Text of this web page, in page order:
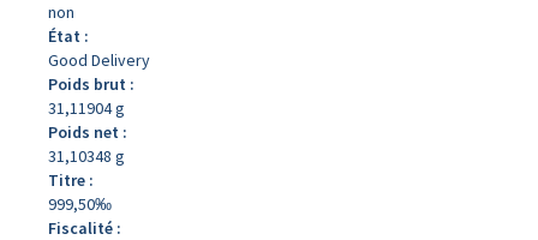
non
État :
Good Delivery
Poids brut :
31,11904 g
Poids net :
31,10348 g
Titre :
999,50‰
Fiscalité :